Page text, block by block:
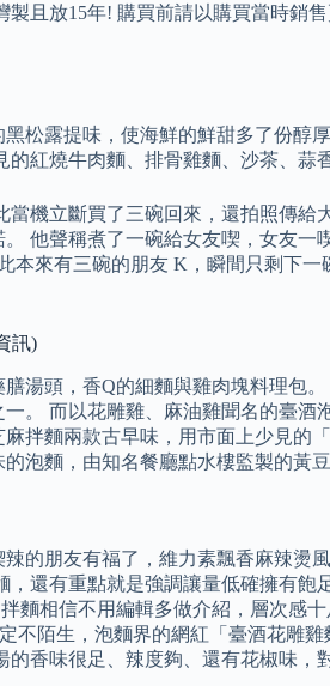
且放15年! 購買前請以購買當時銷
松露提味，使海鮮的鮮甜多了份醇
紅燒牛肉麵、排骨雞麵、沙茶、蒜
機立斷買了三碗回來，還拍照傳
他聲稱煮了一碗給女友喫，女友
來有三碗的朋友 K，瞬間只剩下
訊)
湯頭，香Q的細麵與雞肉塊料理包
。 而以花雕雞、麻油雞聞名的臺
拌麵兩款古早味，用市面上少見
泡麵，由知名餐廳點水樓監製的黃
的朋友有福了，維力素飄香麻辣燙
還有重點就是強調讓量低確擁有飽
相信不用編輯多做介紹，層次感
陌生，泡麵界的網紅「臺酒花雕
香味很足、辣度夠、還有花椒味